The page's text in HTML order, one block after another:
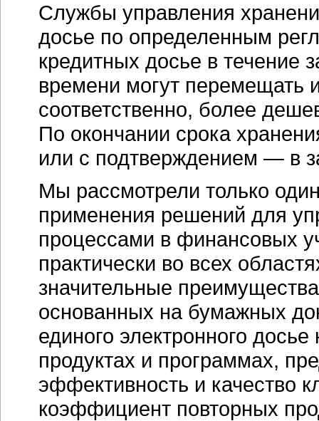
Службы управления
досье по определенным
кредитных досье в течение
времени могут перемещать
соответственно, более
По окончании срока
или с подтверждением — в
Мы рассмотрели только
применения решений для
процессами в финансовых
практически во всех
значительные
основанных на бумажных
единого электронного
продуктах и программах,
эффективность и качество
коэффициент повторных